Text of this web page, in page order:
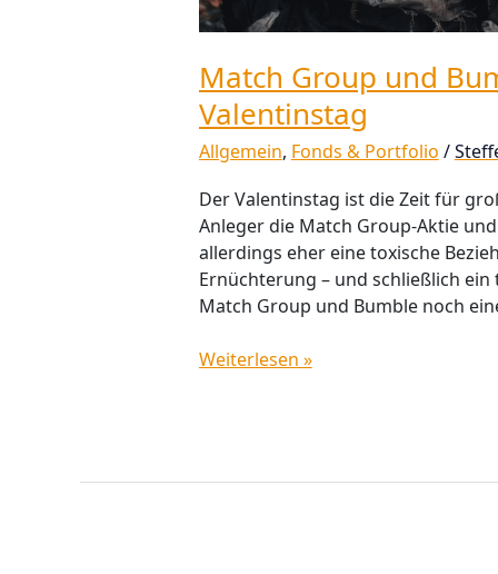
Match Group und
Valentinstag
Allgemein, Fonds & Portfolio /
Der Valentinstag ist die Zeit für
Anleger die Match Group-Aktie
allerdings eher eine toxische
Ernüchterung – und schließlich
Match Group und Bumble noch
Weiterlesen »